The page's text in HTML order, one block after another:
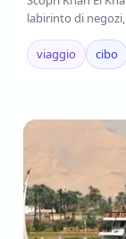
labirinto di
nell'autenticità
viaggio
cibo